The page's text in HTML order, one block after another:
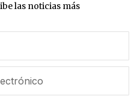
las noticias más